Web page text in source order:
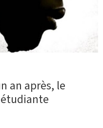
an après, le
étudiante